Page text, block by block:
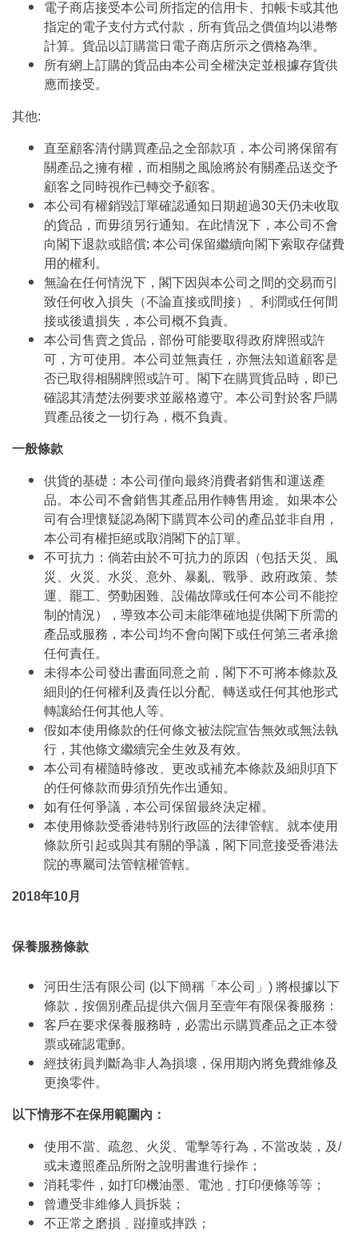
電子商店接受本公司所指定的信用卡、扣帳卡或其他
指定的電子支付方式付款，所有貨品之價值均以港幣
計算。貨品以訂購當日電子商店所示之價格為準。
所有網上訂購的貨品由本公司全權決定並根據存貨供
應而接受。
其他:
直至顧客清付購買產品之全部款項，本公司將保留有
關產品之擁有權，而相關之風險將於有關產品送交予
顧客之同時視作已轉交予顧客。
本公司有權銷毀訂單確認通知日期超過30天仍未收取
的貨品，而毋須另行通知。在此情況下，本公司不會
向閣下退款或賠償; 本公司保留繼續向閣下索取存儲費
用的權利。
無論在任何情況下，閣下因與本公司之間的交易而引
致任何收入損失（不論直接或間接）、利潤或任何間
接或後遺損失，本公司概不負責。
本公司售賣之貨品，部份可能要取得政府牌照或許
可，方可使用。本公司並無責任，亦無法知道顧客是
否已取得相關牌照或許可。閣下在購買貨品時，即已
確認其清楚法例要求並嚴格遵守。本公司對於客戶購
買產品後之一切行為，概不負責。
一般條款
供貨的基礎：本公司僅向最終消費者銷售和運送產
品。本公司不會銷售其產品用作轉售用途。如果本公
司有合理懷疑認為閣下購買本公司的產品並非自用，
本公司有權拒絕或取消閣下的訂單。
不可抗力：倘若由於不可抗力的原因（包括天災、風
災、火災、水災、意外、暴亂、戰爭、政府政策、禁
運、罷工、勞動困難、設備故障或任何本公司不能控
制的情況），導致本公司未能準確地提供閣下所需的
產品或服務，本公司均不會向閣下或任何第三者承擔
任何責任。
未得本公司發出書面同意之前，閣下不可將本條款及
細則的任何權利及責任以分配、轉送或任何其他形式
轉讓給任何其他人等。
假如本使用條款的任何條文被法院宣告無效或無法執
行，其他條文繼續完全生效及有效。
本公司有權隨時修改、更改或補充本條款及細則項下
的任何條款而毋須預先作出通知。
如有任何爭議，本公司保留最終決定權。
本使用條款受香港特別行政區的法律管轄。就本使用
條款所引起或與其有關的爭議，閣下同意接受香港法
院的專屬司法管轄權管轄。
2018年10月
保養服務條款
河田生活有限公司 (以下簡稱「本公司」) 將根據以下
條款，按個別產品提供六個月至壹年有限保養服務：
客戶在要求保養服務時，必需出示購買產品之正本發
票或確認電郵。
經技術員判斷為非人為損壞，保用期內將免費維修及
更換零件。
以下情形不在保用範圍內：
使用不當、疏忽、火災、電擊等行為，不當改裝，及/
或未遵照產品所附之說明書進行操作；
消耗零件，如打印機油墨、電池﹑打印便條等等；
曾遭受非維修人員拆裝；
不正常之磨損﹑踫撞或摔跌；